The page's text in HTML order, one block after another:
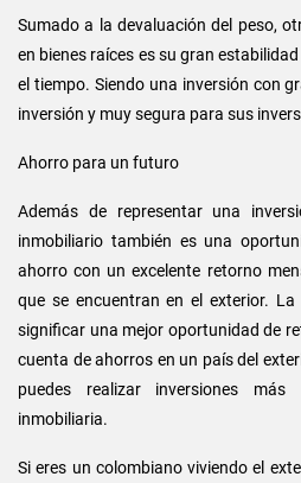
Sumado a la devaluación del peso,
en bienes raíces es su gran
el tiempo. Siendo una inversión con
inversión y muy segura para sus
Ahorro para un futuro
Además de representar una
inmobiliario también es una
ahorro con un excelente retorno
que se encuentran en el exterior.
significar una mejor oportunidad de
cuenta de ahorros en un país del
puedes realizar inversiones
inmobiliaria.
Si eres un colombiano viviendo el